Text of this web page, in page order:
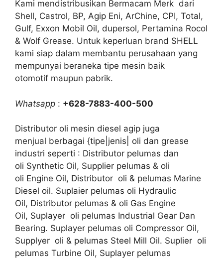
Kami mendistribusikan Bermacam Merk dari
Shell, Castrol, BP, Agip Eni, ArChine, CPI, Total,
Gulf, Exxon Mobil Oil, dupersol, Pertamina Rocol
& Wolf Grease. Untuk keperluan brand SHELL
kami siap dalam membantu perusahaan yang
mempunyai beraneka tipe mesin baik
otomotif maupun pabrik.
Whatsapp : +628-7883-400-500
Distributor oli mesin diesel agip juga
menjual berbagai {tipe|jenis| oli dan grease
industri seperti : Distributor pelumas dan
oli Synthetic Oil, Supplier pelumas & oli
oli Engine Oil, Distributor oli & pelumas Marine
Diesel oil. Suplaier pelumas oli Hydraulic
Oil, Distributor pelumas & oli Gas Engine
Oil, Suplayer oli pelumas Industrial Gear Dan
Bearing. Suplayer pelumas oli Compressor Oil,
Supplyer oli & pelumas Steel Mill Oil. Suplier oli
pelumas Turbine Oil, Suplayer pelumas